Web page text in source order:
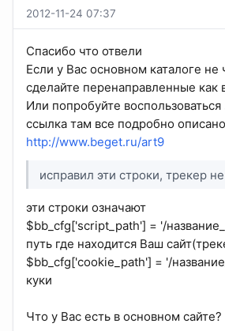
2012-11-24 07:37
Спасибо что отвели
Если у Вас основном каталоге не
сделайте перенаправленные
Или попробуйте воспользоваться
ссылка там все подробно описано
http://www.beget.ru/art9
исправил эти строки, трекер
эти строки означают
$bb_cfg['script_path'] = '/
путь где находится Ваш
$bb_cfg['cookie_path'] = '/
куки
Что у Вас есть в основном сайте?